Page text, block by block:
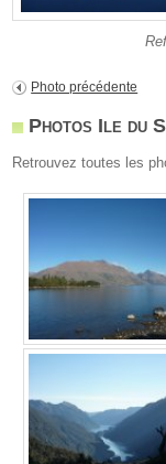
Photo précédente
Photos Ile du
Retrouvez toutes les